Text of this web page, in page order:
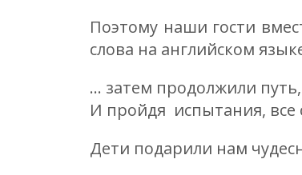
Поэтому наши гости
слова на английском
... затем продолжили
И пройдя испытания, все
Дети подарили нам